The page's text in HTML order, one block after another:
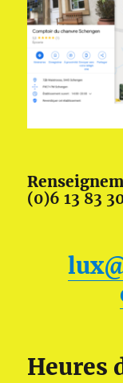
(0)6 13 83
Heures